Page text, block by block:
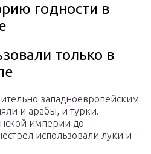
годности в
только в
западноевропейским
и арабы, и турки.
империи до
использовали луки и